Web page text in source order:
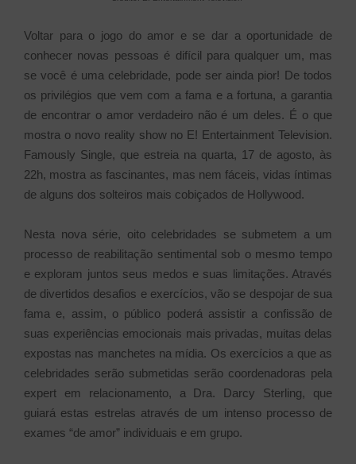
Voltar para o jogo do amor e se dar a oportunidade de
conhecer novas pessoas é difícil para qualquer um, mas
se você é uma celebridade, pode ser ainda pior! De todos
os privilégios que vem com a fama e a fortuna, a garantia
de encontrar o amor verdadeiro não é um deles. É o que
mostra o novo reality show no E! Entertainment Television.
Famously Single, que estreia na quarta, 17 de agosto, às
22h, mostra as fascinantes, mas nem fáceis, vidas íntimas
de alguns dos solteiros mais cobiçados de Hollywood.
Nesta nova série, oito celebridades se submetem a um
processo de reabilitação sentimental sob o mesmo tempo
e exploram juntos seus medos e suas limitações. Através
de divertidos desafios e exercícios, vão se despojar de sua
fama e, assim, o público poderá assistir a confissão de
suas experiências emocionais mais privadas, muitas delas
expostas nas manchetes na mídia. Os exercícios a que as
celebridades serão submetidas serão coordenadoras pela
expert em relacionamento, a Dra. Darcy Sterling, que
guiará estas estrelas através de um intenso processo de
exames “de amor” individuais e em grupo.